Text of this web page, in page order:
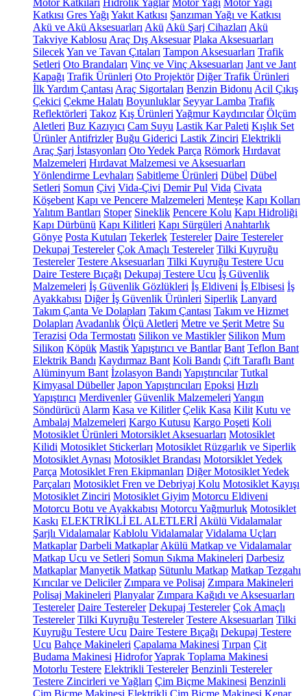
Motor Katkıları Hidrolik Yağlar Motor Yağı Motor Yağı
Katkısı Gres Yağı Yakıt Katkısı Şanzıman Yağı ve Katkısı
Akü ve Akü Aksesuarları Akü Akü Şarj Cihazları Akü
Takviye Kablosu Araç Dış Aksesuar Plaka Aksesuarları
SilecekYan ve Tavan Çıtaları Tampon Aksesuarları Trafik
Setleri Oto Brandaları Vinç ve Vinç Aksesuarları Jant ve Jant
Kapağı Trafik Ürünleri Oto Projektör Diğer Trafik Ürünleri
İlk Yardım Çantası Araç Sigortaları Benzin Bidonu Acil Çıkış
Çekici Çekme Halatı Boyunluklar Seyyar Lamba Trafik
Reflektörleri Takoz Kış Ürünleri Yağmur Kaydırıcılar Ölçüm
Aletleri Buz Kazıyıcı Cam Suyu Lastik Kar Paleti Kışlık Set
Ürünler Antifrizler Buğu Giderici Lastik Zinciri Elektrikli
Araç Şarj İstasyonları Oto Yedek Parça Römork Hırdavat
Malzemeleri Hırdavat Malzemesi ve Aksesuarları
Yönlendirme Levhaları Sabitleme Ürünleri Dübel Dübel
Setleri Somun Çivi Vida-Çivi Demir Pul Vida Civata
Köşebent Kapı ve Pencere Malzemeleri Menteşe Kapı Kolları
Yalıtım Bantları Stoper Sineklik Pencere Kolu Kapı Hidroliği
Kapı Dürbünü Kapı Kilitleri Kapı Sürgüleri Anahtarlık
Gönye Posta Kutuları Tekerlek Testereler Daire Testereler
Dekupaj Testereler Çok Amaçlı Testereler Tilki Kuyruğu
Testereler Testere Aksesuarları Tilki Kuyruğu Testere Ucu
Daire Testere Bıçağı Dekupaj Testere Ucu İş Güvenlik
Malzemeleri İş Güvenlik Gözlükleri İş Eldiveni İş Elbisesi İş
Ayakkabısı Diğer İş Güvenlik Ürünleri Siperlik Lanyard
Takım Çanta Ve Dolapları Takım Çantası Takım ve Hizmet
Dolapları Avadanlık Ölçü Aletleri Metre ve Şerit Metre Su
Terazisi Oda Termostatı Silikon ve Mastikler Silikon Mum
Silikon Köpük MastikYapıştırıcı ve Bantlar Bant Teflon Bant
Elektrik Bandı Kaydırmaz Bant Koli Bandı Çift Taraflı Bant
Alüminyum Bant İzolasyon Bandı Yapıştırıcılar Tutkal
Kimyasal Dübeller Japon Yapıştırıcıları Epoksi Hızlı
Yapıştırıcı Merdivenler Güvenlik Malzemeleri Yangın
Söndürücü Alarm Kasa ve Kilitler Çelik Kasa Kilit Kutu ve
Ambalaj Malzemeleri Kargo Kutusu Kargo Poşeti Koli
Motosiklet Ürünleri Motorsiklet Aksesuarları Motosiklet
Kilidi Motosiklet Stickerları Motosiklet Rüzgarlık ve Siperlik
Motosiklet Aynası Motosiklet Brandası Motorsiklet Yedek
Parça Motosiklet Fren Ekipmanları Diğer Motosiklet Yedek
Parçaları Motosiklet Fren ve Debriyaj Kolu Motosiklet Kayışı
Motosiklet Zinciri Motosiklet Giyim Motorcu Eldiveni
Motorcu Botu ve Ayakkabısı Motorcu Yağmurluk Motosiklet
Kaskı ELEKTRİKLİ EL ALETLERİ Akülü Vidalamalar
Şarjlı Vidalamalar Kablolu Vidalamalar Vidalama Uçları
Matkaplar Darbeli Matkaplar Akülü Matkap ve Vidalamalar
Matkap Ucu ve Setleri Somun Sıkma Makineleri Darbesiz
Matkaplar Manyetik Matkap Sütunlu Matkap Matkap Tezgahı
Kırıcılar ve Deliciler Zımpara ve Polisaj Zımpara Makineleri
Polisaj Makineleri Planyalar Zımpara Kağıdı ve Aksesuarları
Testereler Daire Testereler Dekupaj Testereler Çok Amaçlı
Testereler Tilki Kuyruğu Testereler Testere Aksesuarları Tilki
Kuyruğu Testere Ucu Daire Testere Bıçağı Dekupaj Testere
Ucu Bahçe Makineleri Çapalama Makinesi Tırpan Çit
Budama Makinesi HidroforYaprak Toplama Makinesi
Motorlu Testere Elektrikli Testereler Benzinli Testereler
Testere Zincirleri ve Yağları Çim Biçme Makinesi Benzinli
Çim Biçme Makinesi Elektrikli Çim Biçme Makinesi Kenar